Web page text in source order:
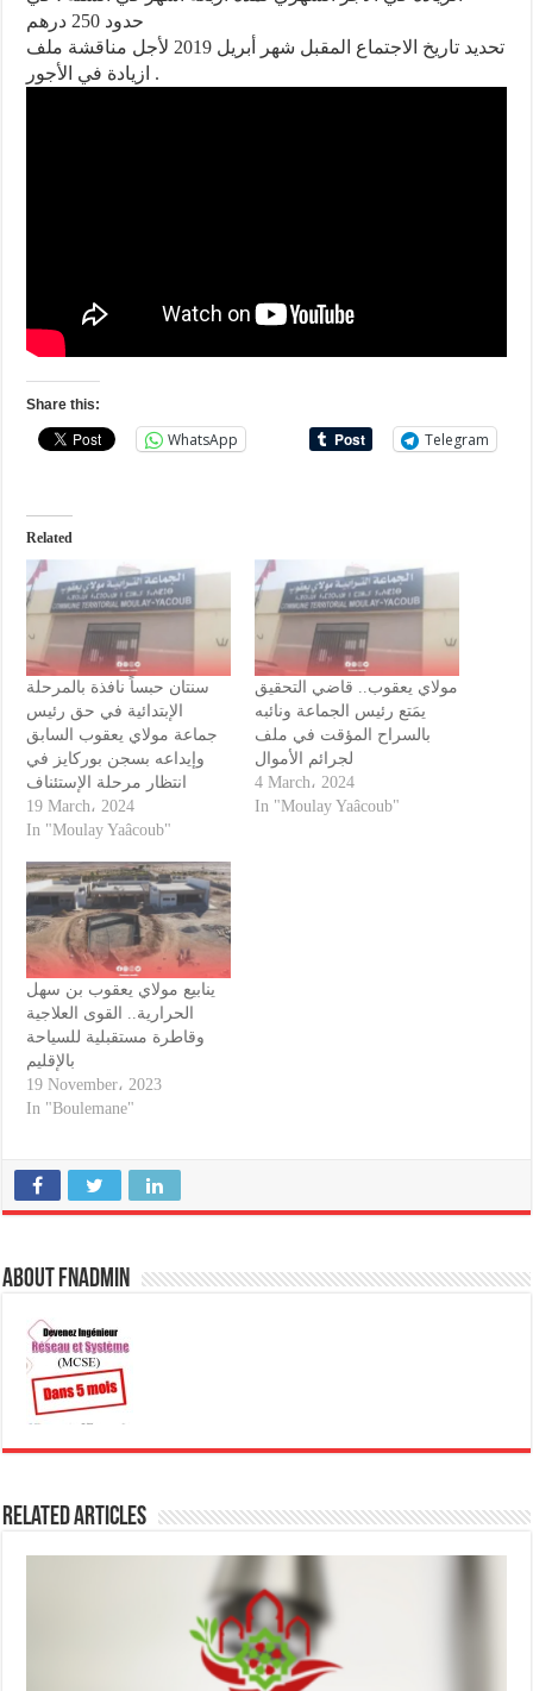
حدود 250 درهم
تحديد تاريخ الاجتماع المقبل شهر أبريل 2019 لأجل مناقشة ملف
ازيادة في الأجور .
Share this:
WhatsApp Telegram
Related
سنتان حبساً نافذة بالمرحلة
الإبتدائية في حق رئيس
جماعة مولاي يعقوب السابق
وإيداعه بسجن بوركايز في
انتظار مرحلة الإستئناف
19 March، 2024
In "Moulay Yaâcoub"
مولاي يعقوب.. قاضي التحقيق
يمَتع رئيس الجماعة ونائبه
بالسراح المؤقت في ملف
لجرائم الأموال
4 March، 2024
In "Moulay Yaâcoub"
ينابيع مولاي يعقوب بن سهل
الحرارية.. القوى العلاجية
وقاطرة مستقبلية للسياحة
بالإقليم
19 November، 2023
In "Boulemane"
About fnadmin
Related Articles